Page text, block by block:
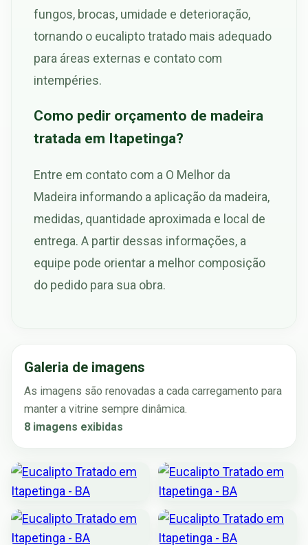
fungos, brocas, umidade e deterioração,
tornando o eucalipto tratado mais adequado
para áreas externas e contato com
intempéries.
Como pedir orçamento de madeira
tratada em Itapetinga?
Entre em contato com a O Melhor da
Madeira informando a aplicação da madeira,
medidas, quantidade aproximada e local de
entrega. A partir dessas informações, a
equipe pode orientar a melhor composição
do pedido para sua obra.
Galeria de imagens
As imagens são renovadas a cada carregamento para
manter a vitrine sempre dinâmica.
8 imagens exibidas